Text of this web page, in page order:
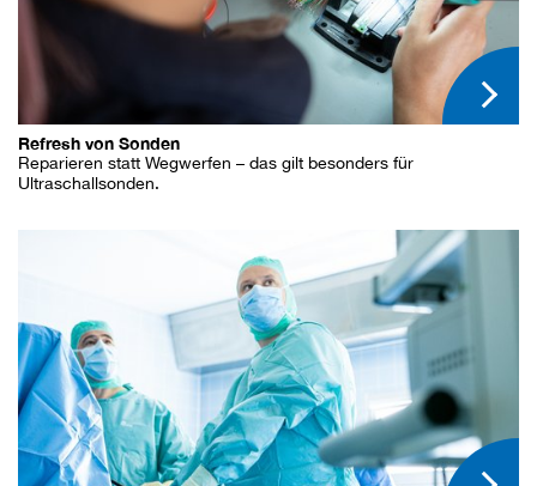
Refresh von Sonden
Reparieren statt Wegwerfen – das gilt besonders für
Ultraschallsonden.